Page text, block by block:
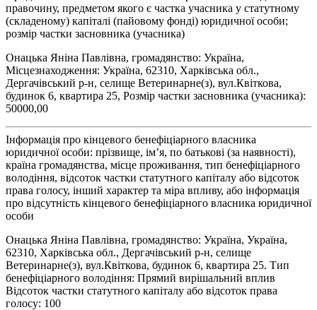
правочину, предметом якого є частка учасника у статутному
(складеному) капіталі (пайовому фонді) юридичної особи;
розмір частки засновника (учасника)
Онацька Яніна Павлівна, громадянство: Україна,
Місцезнаходження: Україна, 62310, Харківська обл.,
Дергачівський р-н, селище Ветеринарне(з), вул.Квіткова,
будинок 6, квартира 25, Розмір частки засновника (учасника):
50000,00
Інформація про кінцевого бенефіціарного власника
юридичної особи: прізвище, ім’я, по батькові (за наявності),
країна громадянства, місце проживання, тип бенефіціарного
володіння, відсоток частки статутного капіталу або відсоток
права голосу, інший характер та міра впливу, або інформація
про відсутність кінцевого бенефіціарного власника юридичної
особи
Онацька Яніна Павлівна, громадянство: Україна, Україна,
62310, Харківська обл., Дергачівський р-н, селище
Ветеринарне(з), вул.Квіткова, будинок 6, квартира 25. Тип
бенефіціарного володіння: Прямий вирішальний вплив
Відсоток частки статутного капіталу або відсоток права
голосу: 100